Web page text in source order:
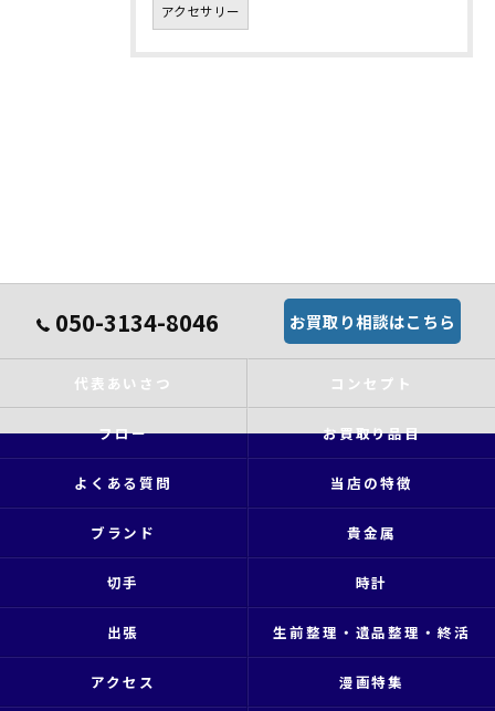
アクセサリー
050-3134-8046 お買取り相談はこちら
代表あいさつ コンセプト
フロー お買取り品目
よくある質問 当店の特徴
ブランド 貴金属
切手 時計
出張 生前整理・遺品整理・終活
アクセス 漫画特集